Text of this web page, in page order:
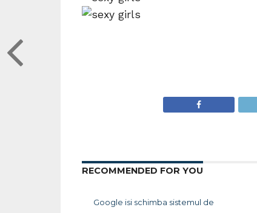
RECOMMENDED FOR YOU
Google isi schimba sistemul de